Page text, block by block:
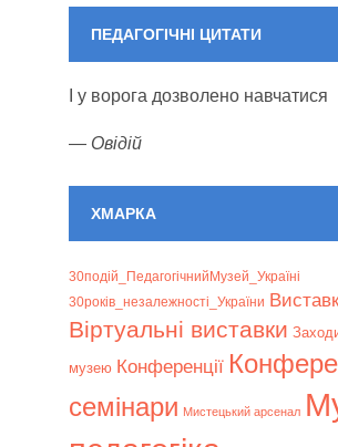
ПЕДАГОГІЧНІ ЦИТАТИ
І у ворога дозволено навчатися
— Овідій
ХМАРКА
30подій_ПедагогічнийМузей_Україні
30років_незалежності_України
Віртуальні виставки
музею Конференції
семінари Мистецький арсенал